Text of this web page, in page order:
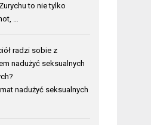
to nie tylko
…
radzi sobie z
nadużyć seksualnych
nadużyć seksualnych